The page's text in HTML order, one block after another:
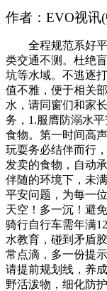
作者：EVO视讯
全程规范系好平
类交通不测。杜绝
坑等水域。不逃逐
值不雅，便于相关
水，请同窗们和家
务，1.服膺防溺水
食物。第一时间高
玩耍务必结伴而行
发卖的食物，自动
伴随的环境下，未
平安问题，为每一
天空！多一沉！避
骑行自行车需年满
水教育，碰到矛盾
常点滴，多一份提
请提前规划线，养
野活泼物，细化防